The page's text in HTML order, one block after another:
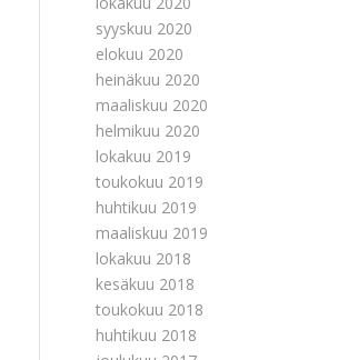
syyskuu 2020
elokuu 2020
heinäkuu 2020
maaliskuu 2020
helmikuu 2020
lokakuu 2019
toukokuu 2019
huhtikuu 2019
maaliskuu 2019
lokakuu 2018
kesäkuu 2018
toukokuu 2018
huhtikuu 2018